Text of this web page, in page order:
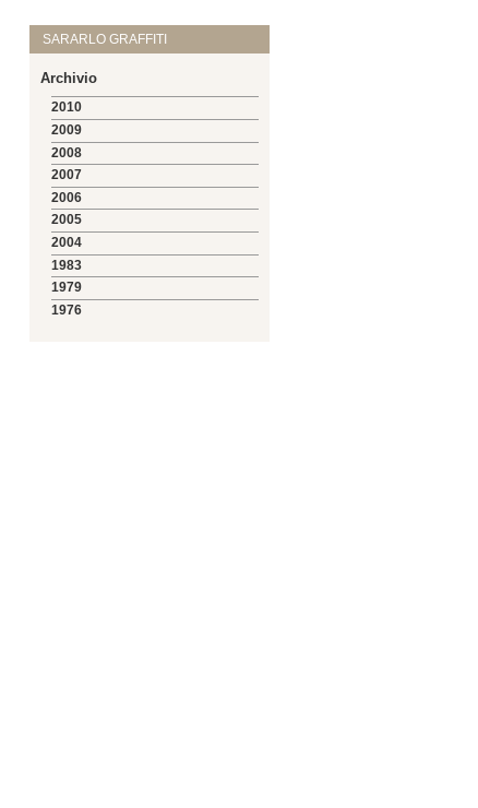
SARARLO GRAFFITI
Archivio
2010
2009
2008
2007
2006
2005
2004
1983
1979
1976